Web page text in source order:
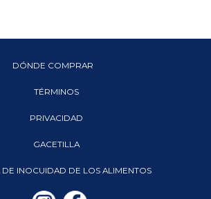
DÓNDE COMPRAR
TÉRMINOS
PRIVACIDAD
GACETILLA
DE INOCUIDAD DE LOS ALIMENTOS